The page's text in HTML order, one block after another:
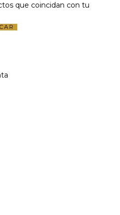
que coincidan con tu